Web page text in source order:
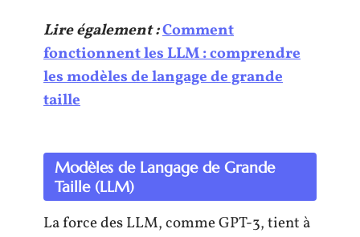
Lire également :Comment
fonctionnent les LLM : comprendre
les modèles de langage de grande
taille
Modèles de Langage de Grande
Taille (LLM)
La force des LLM, comme GPT-3, tient à